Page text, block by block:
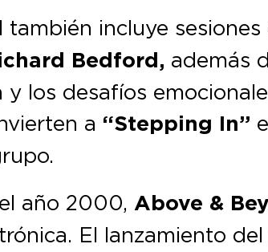
también incluye
Bedford, además
y los desafíos
a “Stepping In”
año 2000,Above &
El lanzamiento